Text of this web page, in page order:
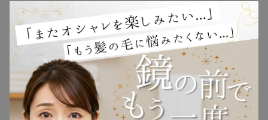
ウィッグ
プレゼント
えます。椅子に座っている時やお辞儀したときな
ど、相手に頭皮・つむじを見せる場面は多いで
す。頭皮・つむじが自然に見えるウィッグを選ば
ないとバレてしまいます。
バレないウィッグを選びたいならば、
結び目の目